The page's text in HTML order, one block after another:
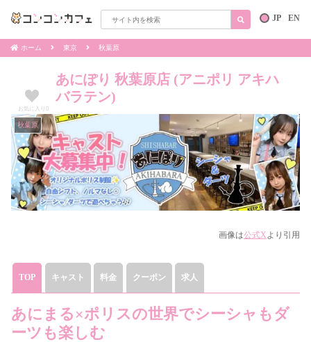
EN
JP
ホーム 東京 秋葉原
お気に入り 0
あにぽり 秋葉原店 (アニポリ アキハ
バラテン)
秋葉原
画像は公式Xより引用
TOP キャスト 料金 クーポン 求人
あにまる×ポリスの世界でシーシャもダ
ーツも楽しむ